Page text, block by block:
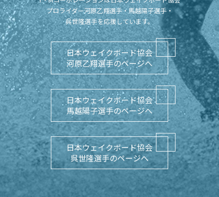
プロライダー河原乙翔選手・馬越陽子選手・
呉世隆選手を応援しています。
日本ウェイクボード協会
河原乙翔選手のページへ
日本ウェイクボード協会
馬越陽子選手のページへ
日本ウェイクボード協会
呉世隆選手のページへ